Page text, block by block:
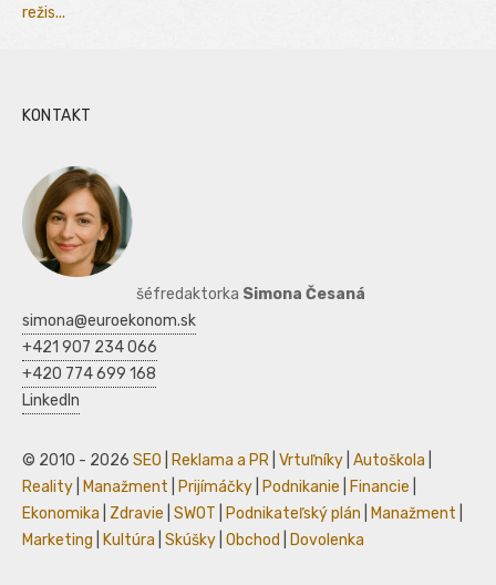
režis...
KONTAKT
šéfredaktorka Simona Česaná
simona@euroekonom.sk
+421 907 234 066
+420 774 699 168
LinkedIn
© 2010 - 2026 SEO Reklama a PR Vrtuľníky Autoškola
Reality
Manažment Prijímáčky Podnikanie Financie
Ekonomika
Zdravie SWOT Podnikateľský plán Manažment
Marketing
Kultúra Skúšky Obchod Dovolenka